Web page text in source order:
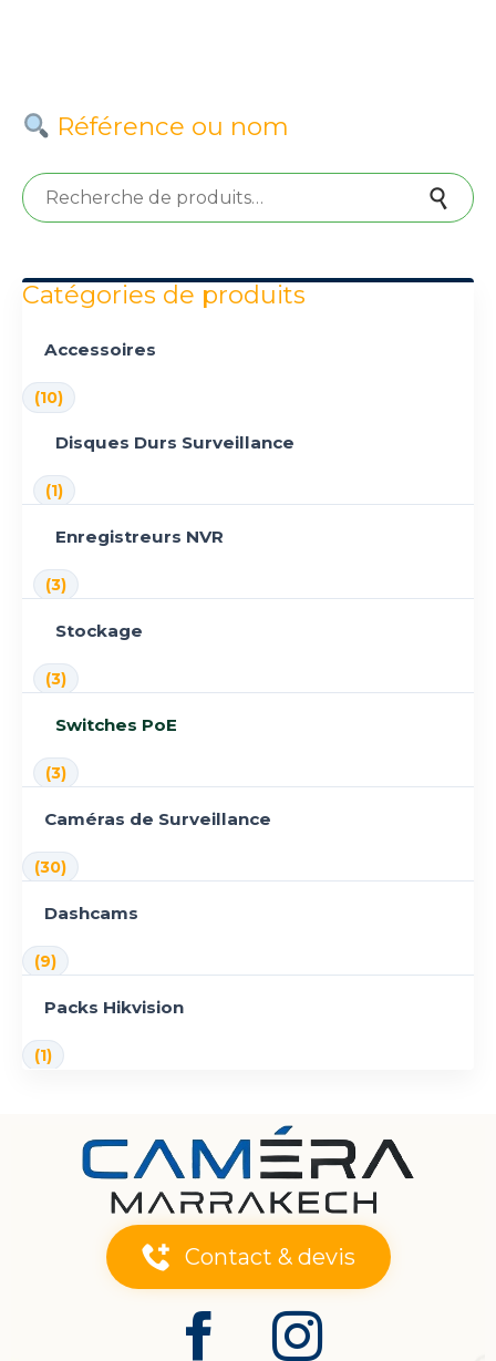
Référence ou nom
Recherche pour :
Catégories de produits
Accessoires
(10)
Disques Durs Surveillance
(1)
Enregistreurs NVR
(3)
Stockage
(3)
Switches PoE
(3)
Caméras de Surveillance
(30)
Dashcams
(9)
Packs Hikvision
(1)
Contact & devis